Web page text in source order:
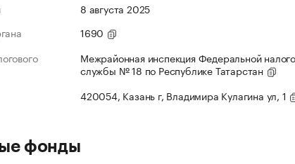
8 августа 2025
1690
Межрайонная инспекция Федеральной
службы № 18 по Республике Татарстан
420054, Казань г, Владимира Кулагина ул, 1
фонды